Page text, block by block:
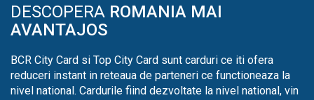
DESCOPERA ROMANIA MAI
AVANTAJOS
BCR City Card si Top City Card sunt carduri ce iti ofera
reduceri instant in reteaua de parteneri ce functioneaza la
nivel national. Cardurile fiind dezvoltate la nivel national, vin